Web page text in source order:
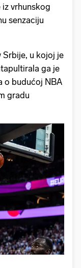
vrhunskog
senzaciju
u kojoj je
ga je
o budućoj NBA
gradu